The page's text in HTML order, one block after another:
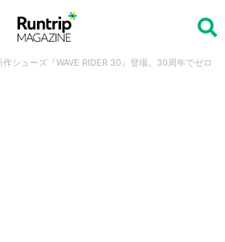
検索
作シューズ『WAVE RIDER 30』登場。30周年でゼロ